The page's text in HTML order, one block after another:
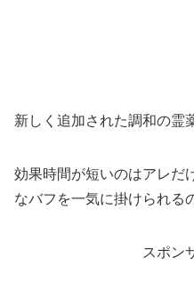
新しく追加された調和の霊
効果時間が短いのはアレだ
なバフを一気に掛けられる
スポン